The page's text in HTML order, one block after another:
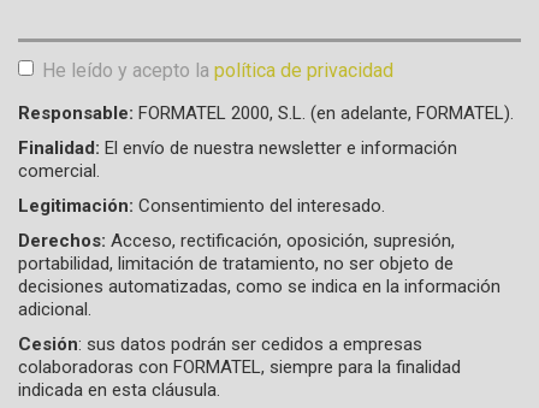
He leído y acepto la política de privacidad
Aceptación de condiciones
Responsable: FORMATEL 2000, S.L. (en adelante, FORMATEL).
Finalidad: El envío de nuestra newsletter e información
comercial.
Legitimación: Consentimiento del interesado.
Derechos: Acceso, rectificación, oposición, supresión,
portabilidad, limitación de tratamiento, no ser objeto de
decisiones automatizadas, como se indica en la información
adicional.
Cesión: sus datos podrán ser cedidos a empresas
colaboradoras con FORMATEL, siempre para la finalidad
indicada en esta cláusula.